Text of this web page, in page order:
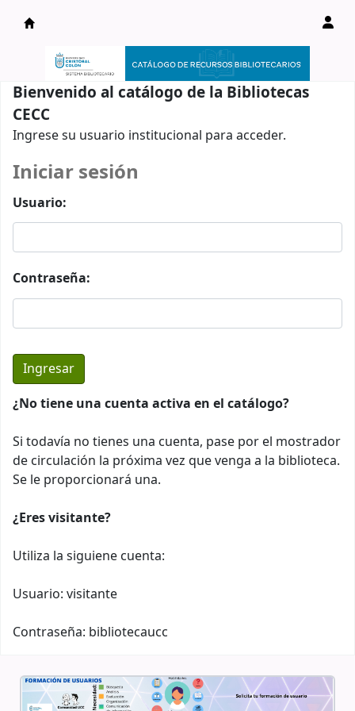
Catálogo en línea
Bienvenido al catálogo de la Bibliotecas
CECC
Ingrese su usuario institucional para acceder.
Iniciar sesión
Usuario:
Contraseña:
¿No tiene una cuenta activa en el catálogo?
Si todavía no tienes una cuenta, pase por el mostrador
de circulación la próxima vez que venga a la biblioteca.
Se le proporcionará una.
¿Eres visitante?
Utiliza la siguiene cuenta:
Usuario: visitante
Contraseña: bibliotecaucc